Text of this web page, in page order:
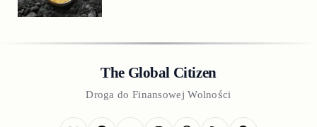
The Global Citizen
Droga do Finansowej Wolności